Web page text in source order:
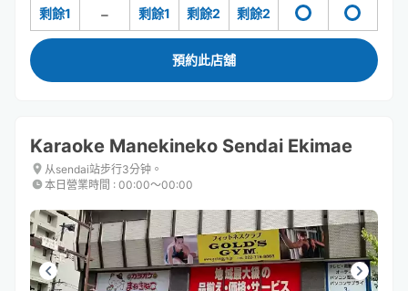
剩餘1 剩餘1 剩餘2 剩餘2
預約此店舖
Karaoke Manekineko Sendai Ekimae
从sendai站步行3分钟。
本日營業時間 : 00:00〜00:00